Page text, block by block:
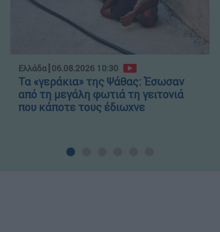
Ελλάδα┋06.08.2026 10:30
Τα «γεράκια» της Ψάθας: Έσωσαν
από τη μεγάλη φωτιά τη γειτονιά
που κάποτε τους έδιωχνε